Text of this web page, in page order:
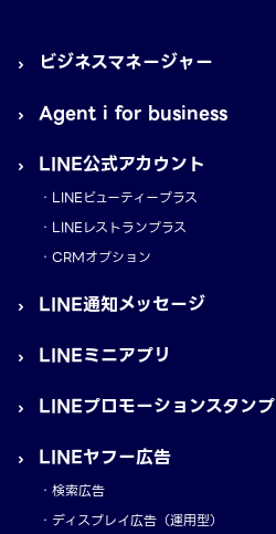
ビジネスマネージャー
Agent i for business
LINE公式アカウント
LINEビューティープラス
LINEレストランプラス
CRMオプション
LINE通知メッセージ
LINEミニアプリ
LINEプロモーションスタンプ
LINEヤフー広告
検索広告
ディスプレイ広告（運用型）